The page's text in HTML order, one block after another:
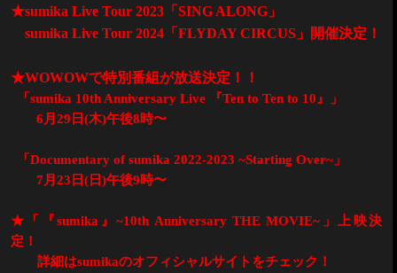
★sumika Live Tour 2023 「 SING ALONG 」
sumika Live Tour 2024 「 FLYDAY CIRCUS 」開催決定！
★WOWOWで特別番組が放送決定！！
「sumika 10th Anniversary Live 『Ten to Ten to 10』」
6月29 日(木)午後8時〜
「Documentary of sumika 2022-2023 ~Starting Over~ 」
7月23 日( 日)午後9時〜
★「『sumika 』~10th Anniversary THE MOVIE~ 」上映決
定！
詳細はsumikaのオフィシャルサイトをチェック！